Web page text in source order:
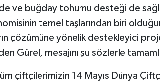
ve buğday tohumu desteği de
temel taşlarından biri
çözümüne yönelik destekleyici
Gürel, mesajını şu sözlerle
çiftçilerimizin 14 Mayıs Dünya